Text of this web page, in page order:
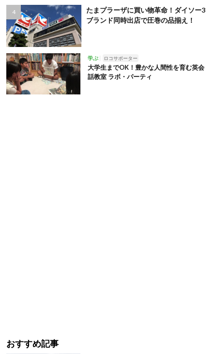
たまプラーザに買い物革命！ダイソー3
ブランド同時出店で圧巻の品揃え！
学ぶ ロコサポーター
大学生までOK！豊かな人間性を育む英会
話教室 ラボ・パーティ
おすすめ記事